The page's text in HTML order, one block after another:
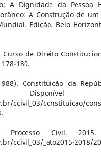
A Dignidade da Pessoa
A Construção de
Edição. Belo
Curso de Direito
180.
Constituição da
ccivil_03/constituicao/
Processo Civil.
ccivil_03/_ato2015-2018/